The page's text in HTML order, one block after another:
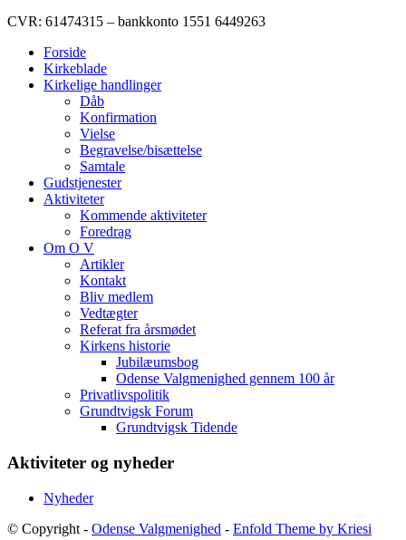
CVR: 61474315 – bankkonto 1551 6449263
Forside
Kirkeblade
Kirkelige handlinger
Dåb
Konfirmation
Vielse
Begravelse/bisættelse
Samtale
Gudstjenester
Aktiviteter
Kommende aktiviteter
Foredrag
Om O V
Artikler
Kontakt
Bliv medlem
Vedtægter
Referat fra årsmødet
Kirkens historie
Jubilæumsbog
Odense Valgmenighed gennem 100 år
Privatlivspolitik
Grundtvigsk Forum
Grundtvigsk Tidende
Aktiviteter og nyheder
Nyheder
© Copyright - Odense Valgmenighed - Enfold Theme by Kriesi